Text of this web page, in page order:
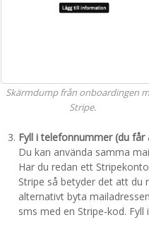
Skärmdump från onboardingen
Stripe.
Fyll i telefonnummer (du
Du kan använda samma
Har du redan ett
Stripe så betyder det att
alternativt byta
sms med en Stripe-kod.